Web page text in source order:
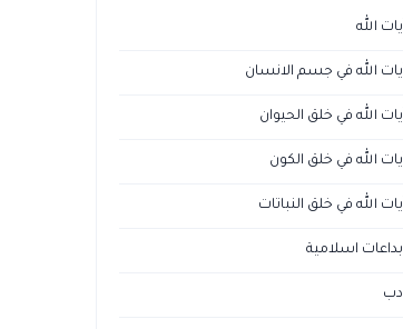
الله
الله في جسم الانسان
الله في خلق الحيوان
الله في خلق الكون
الله في خلق النباتات
اسلامية